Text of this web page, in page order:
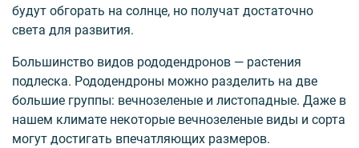
будут обгорать на солнце, но получат достаточно
света для развития.
Большинство видов рододендронов — растения
подлеска. Рододендроны можно разделить на две
большие группы: вечнозеленые и листопадные. Даже в
нашем климате некоторые вечнозеленые виды и сорта
могут достигать впечатляющих размеров.